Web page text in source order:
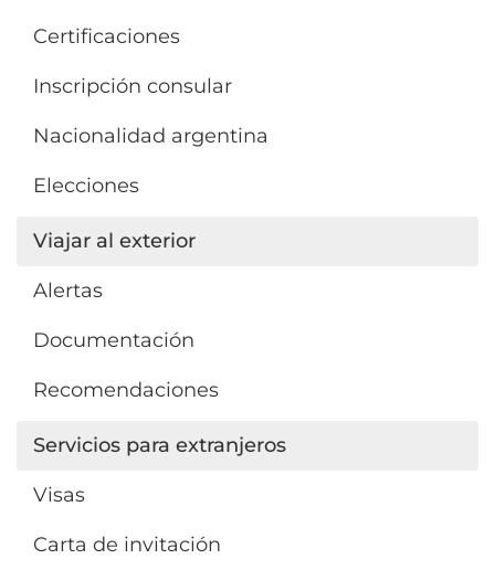
Certificaciones
Inscripción consular
Nacionalidad argentina
Elecciones
Viajar al exterior
Alertas
Documentación
Recomendaciones
Servicios para extranjeros
Visas
Carta de invitación